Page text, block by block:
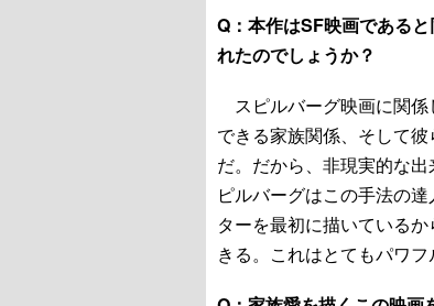
Q：本作はSF映画である
れたのでしょうか？
スピルバーグ映画に関係
できる家族関係、そして
だ。だから、非現実的な
ピルバーグはこの手法の
ターを最初に描いている
きる。これはとてもパワ